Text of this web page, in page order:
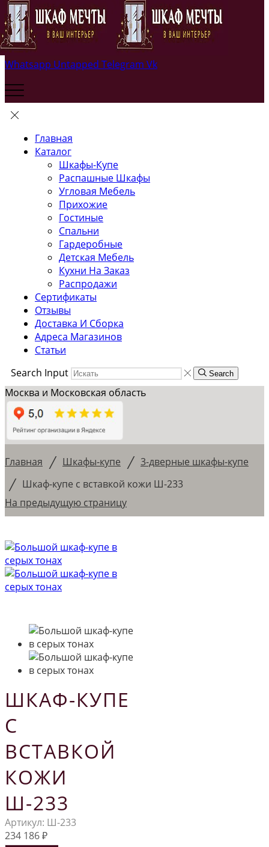
Whatsapp Untapped Telegram Vk
Главная
Каталог
Шкафы-Купе
Распашные Шкафы
Угловая Мебель
Прихожие
Гостиные
Спальни
Гардеробные
Детская Мебель
Кухни На Заказ
Распродажи
Сертификаты
Отзывы
Доставка И Сборка
Адреса Магазинов
Статьи
Search Input
Search
Москва и Московская область
Главная / Шкафы-купе / 3-дверные шкафы-купе
/ Шкаф-купе с вставкой кожи Ш-233
На предыдущую страницу
ШКАФ-КУПЕ
С
ВСТАВКОЙ
КОЖИ
Ш-233
Артикул: Ш-233
234 186₽